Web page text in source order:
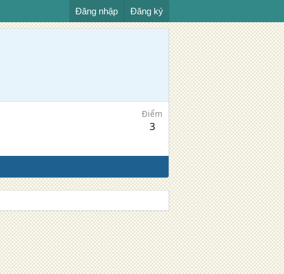
Đăng nhập Đăng ký
Điểm
3